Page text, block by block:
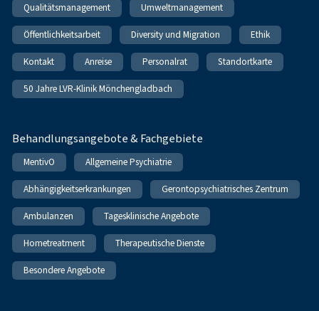
Qualitätsmanagement Umweltmanagement
Öffentlichkeitsarbeit Diversity und Migration Ethik
Kontakt Anreise Personalrat Standortkarte
50 Jahre LVR-Klinik Mönchengladbach
Behandlungsangebote & Fachgebiete
MentivO Allgemeine Psychiatrie
Abhängigkeitserkrankungen Gerontopsychiatrisches Zentrum
Ambulanzen Tagesklinische Angebote
Hometreatment Therapeutische Dienste
Besondere Angebote